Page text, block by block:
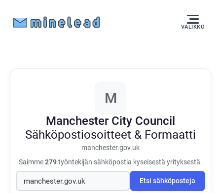
VALIKKO
M
Manchester City Council
Sähköpostiosoitteet & Formaatti
manchester.gov.uk
Saimme279työntekijän sähköpostia kyseisestä yrityksestä.
Etsi sähköposteja